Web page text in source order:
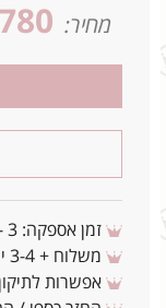
מחיר:
זמן אספקה: 3 - 10 ימי עסקים מאישור העסקה
משלוח + 3-4 ימי עסקים(צריכים לפני ? צרו איתנו קשר)
אפשרות